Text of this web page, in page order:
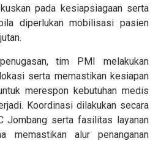
pada kesiapsiagaan serta
diperlukan mobilisasi pasien
tim PMI melakukan
serta memastikan kesiapan
merespon kebutuhan medis
Koordinasi dilakukan secara
Jombang serta fasilitas layanan
memastikan alur penanganan